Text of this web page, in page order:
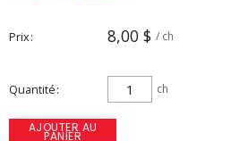
Prix 8,00 $ / ch
Quantité ch
AJOUTER AU
PANIER